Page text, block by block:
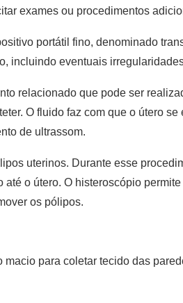
exames ou procedimentos
portátil fino, denominado
incluindo eventuais
relacionado que pode ser
O fluido faz com que o útero
de ultrassom.
uterinos. Durante esse
o útero. O histeroscópio
os pólipos.
para coletar tecido das